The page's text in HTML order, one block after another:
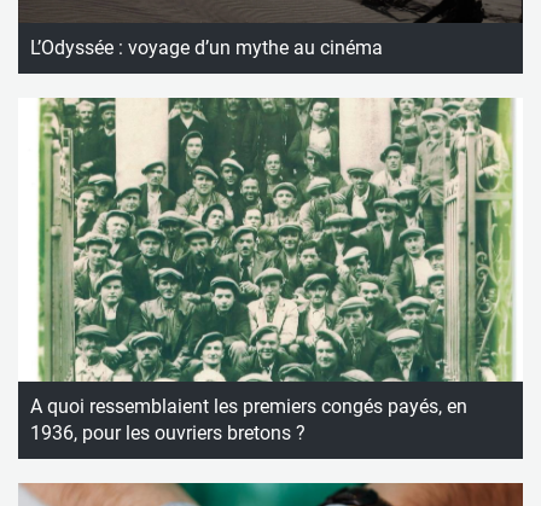
L’Odyssée : voyage d’un mythe au cinéma
A quoi ressemblaient les premiers congés payés, en
1936, pour les ouvriers bretons ?